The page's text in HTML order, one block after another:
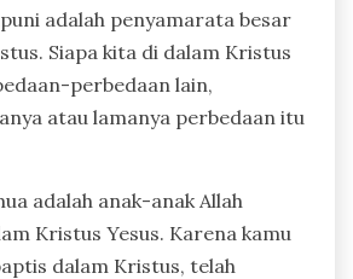
adalah penyamarata besar
Siapa kita di dalam Kristus
perbedaan lain,
atau lamanya perbedaan itu
adalah anak-anak Allah
Kristus Yesus. Karena kamu
dalam Kristus, telah